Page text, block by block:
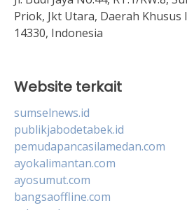
Priok, Jkt Utara, Daerah Khusus
14330, Indonesia
Website terkait
sumselnews.id
publikjabodetabek.id
pemudapancasilamedan.com
ayokalimantan.com
ayosumut.com
bangsaoffline.com